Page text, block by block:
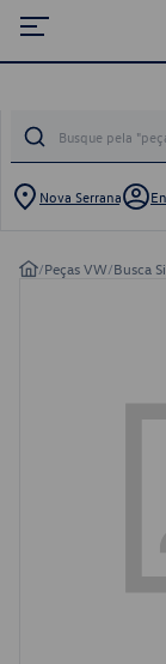
Nova Serrana
/Peças VW/Busca